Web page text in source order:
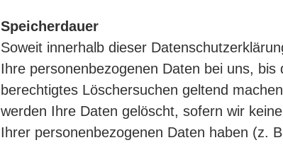
Speicherdauer
Soweit innerhalb dieser
Ihre personenbezogenen Daten bei uns,
berechtigtes Löschersuchen geltend
werden Ihre Daten gelöscht, sofern wir
Ihrer personenbezogenen Daten haben (z.